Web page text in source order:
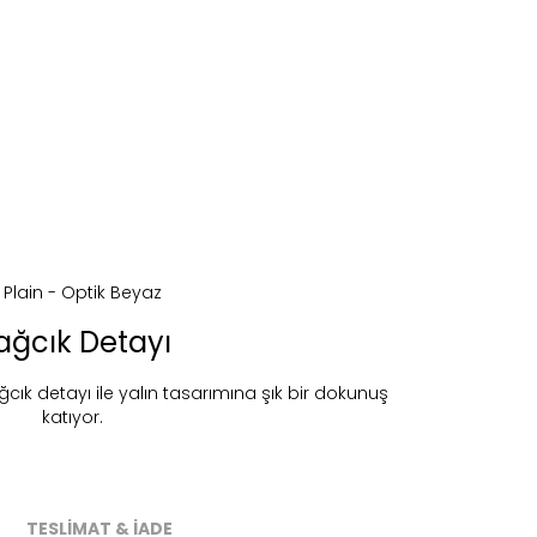
Detayı
detayı ile yalın tasarımına şık bir dokunuş
katıyor.
TESLİMAT & İADE